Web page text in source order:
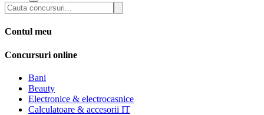
Contul meu
Concursuri online
Bani
Beauty
Electronice & electrocasnice
Calculatoare & accesorii IT